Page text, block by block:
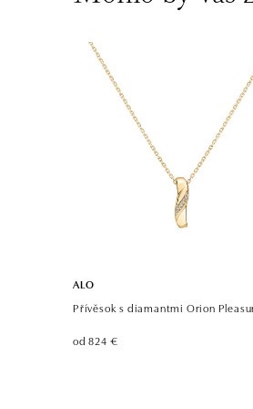
Roztylská 2321/19, 148 00
tel.: +420 773 585 559, +420
dnes otvorené od 09:00
ALO
Přívěsok s diamantmi Orion
od 824 €